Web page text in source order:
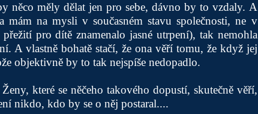
něco měly dělat jen pro sebe, dávno by to vzdaly. A
mám na mysli v současném stavu společnosti, ne v
pro dítě znamenalo jasné utrpení), tak nemohla
A vlastně bohatě stačí, že ona věří tomu, že když jej
objektivně by to tak nejspíše nedopadlo.
které se něčeho takového dopustí, skutečně věří,
nikdo, kdo by se o něj postaral....